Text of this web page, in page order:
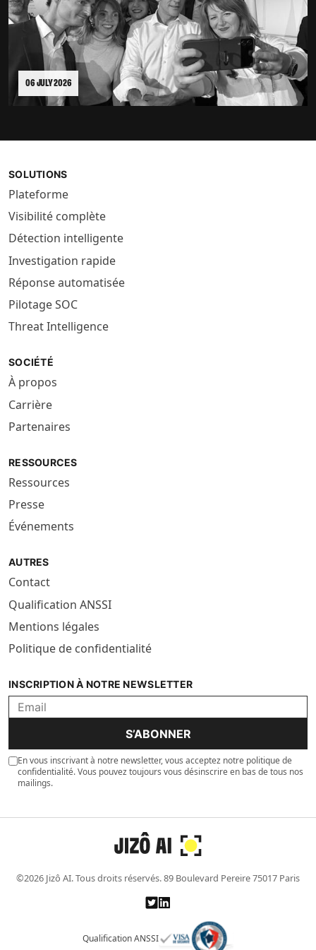
06 JULY 2026
SOLUTIONS
Plateforme
Visibilité complète
Détection intelligente
Investigation rapide
Réponse automatisée
Pilotage SOC
Threat Intelligence
SOCIÉTÉ
À propos
Carrière
Partenaires
RESSOURCES
Ressources
Presse
Événements
AUTRES
Contact
Qualification ANSSI
Mentions légales
Politique de confidentialité
INSCRIPTION À NOTRE NEWSLETTER
S’ABONNER
En vous inscrivant à notre newsletter, vous acceptez notre politique de
confidentialité. Vous pouvez toujours vous désinscrire en bas de tous nos
mailings.
©2026 Jizô AI. Tous droits réservés. 89 Boulevard Pereire 75017 Paris
Qualification ANSSI